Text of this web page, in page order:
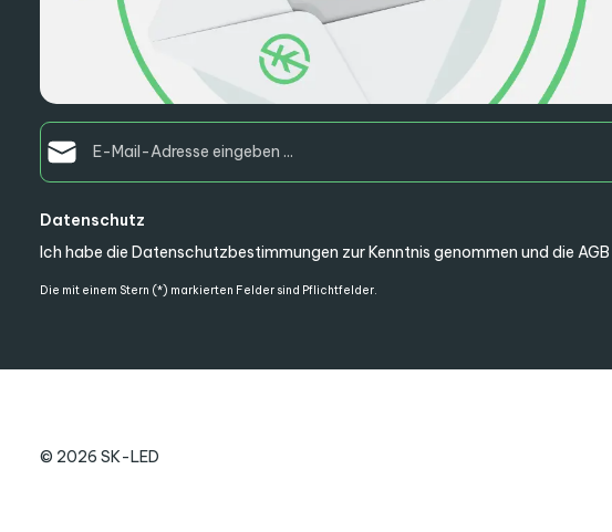
E-Mail-Adresse*
Datenschutz
Ich habe die Datenschutzbestimmungen zur Kenntnis genommen und die AGB
Die mit einem Stern (*) markierten Felder sind Pflichtfelder.
© 2026 SK-LED